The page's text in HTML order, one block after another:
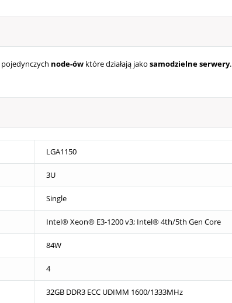
pojedynczych node-ów które działają jako samodzielne serwery.
LGA1150
3U
Single
Intel® Xeon® E3-1200 v3; Intel® 4th/5th Gen Core
84W
4
32GB DDR3 ECC UDIMM 1600/1333MHz